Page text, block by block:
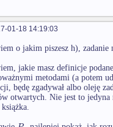
01-18 14:19:03
o jakim piszesz h), zadanie
jakie masz definicje
metodami (a potem
będę zgadywał albo oleję
otwartych. Nie jest to